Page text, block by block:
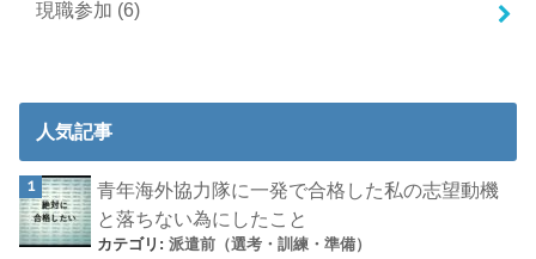
現職参加 (6)
人気記事
青年海外協力隊に一発で合格した私の志望動機
と落ちない為にしたこと
カテゴリ:派遣前（選考・訓練・準備）